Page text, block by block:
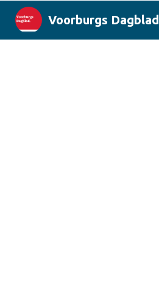
Voorburgs Dagblad